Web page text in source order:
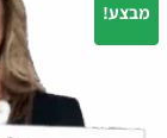
מבצע!